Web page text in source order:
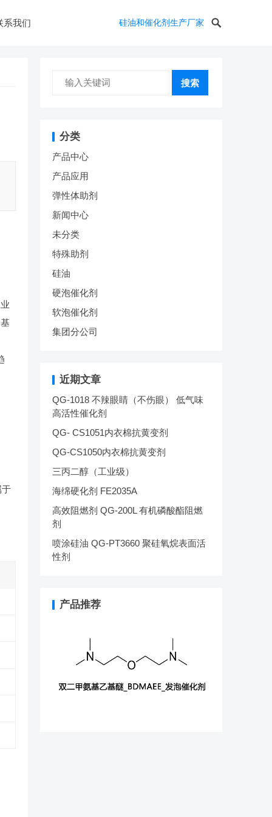
系我们 硅油和催化剂生产厂家
于
搜索
分类
产品中心
产品应用
弹性体助剂
新闻中心
未分类
特殊助剂
硅油
硬泡催化剂
软泡催化剂
集团分公司
近期文章
QG-1018 不辣眼睛（不伤眼） 低气味
高活性催化剂
QG- CS1051内衣棉抗黄变剂
QG-CS1050内衣棉抗黄变剂
三丙二醇（工业级）
海绵硬化剂 FE2035A
高效阻燃剂 QG-200L 有机磷酸酯阻燃
剂
喷涂硅油 QG-PT3660 聚硅氧烷表面活
性剂
产品推荐